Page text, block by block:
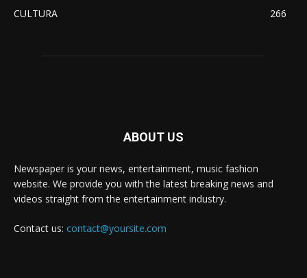
CULTURA
266
ABOUT US
Newspaper is your news, entertainment, music fashion
website. We provide you with the latest breaking news and
videos straight from the entertainment industry.
Contact us: contact@yoursite.com